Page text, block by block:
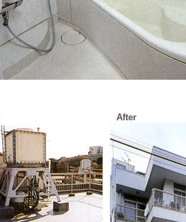
After